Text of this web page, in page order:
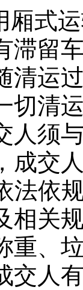
厢式
滞留
清运
切清
人须
成交
法依
相关
重、
交人